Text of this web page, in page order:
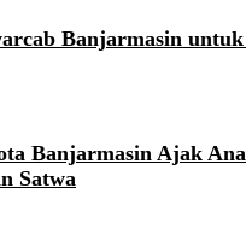
Banjarmasin
Banjarmasin Ajak
Satwa